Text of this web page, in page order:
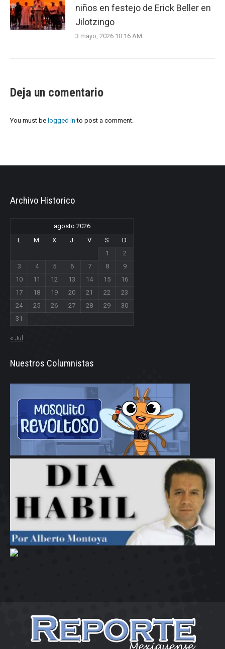
niños en festejo de Erick Beller en
Jilotzingo
3 mayo, 2026 10:16 AM
Deja un comentario
You must be logged in to post a comment.
Archivo Historico
agosto 2026
L
M X J V S
D
1
2
3
4 5 6 7 8
9
10
11 12 13 14 15
16
17
18 19 20 21 22
23
24
25 26 27 28 29
30
31
« Jul
Nuestros Columnistas